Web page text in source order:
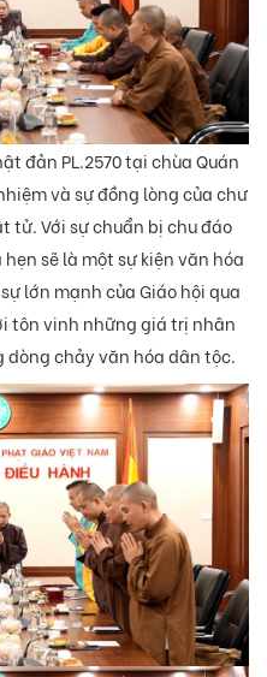
đản PL.2570 tại chùa Quán
và sự đồng lòng của chư
tử. Với sự chuẩn bị chu đáo
sẽ là một sự kiện văn hóa
lớn mạnh của Giáo hội qua
tôn vinh những giá trị nhân
dòng chảy văn hóa dân tộc.